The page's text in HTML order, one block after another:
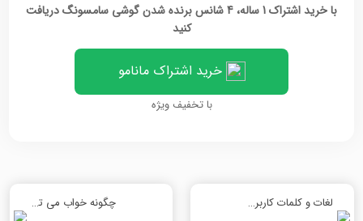
با خرید اشتراک 1 ساله، 4 شانس برنده شدن گوشی سامسونگ دریافت
کنید
خرید اشتراک مانامو
با تخفیف ویژه
لغات و کلمات کاربردی
چگونه خواب می تواند ایمنی شما را بهبود بخشد - بخش اول